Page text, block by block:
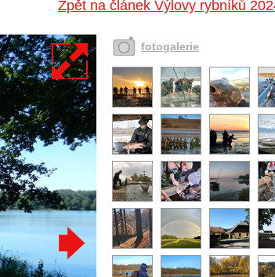
Zpět na článek Výlovy rybníků
fotogalerie